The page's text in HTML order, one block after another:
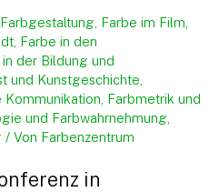
Farbe im Film
Farbe in den
in der Bildung und
und Kunstgeschichte
Kommunikation Farbmetrik und
und Farbwahrnehmung
/ Von Farbenzentrum
in